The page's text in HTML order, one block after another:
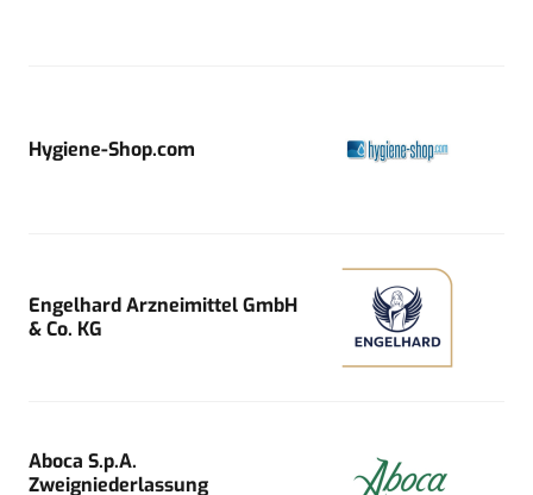
Hygiene-Shop.com
Engelhard Arzneimittel GmbH
& Co. KG
Aboca S.p.A.
Zweigniederlassung